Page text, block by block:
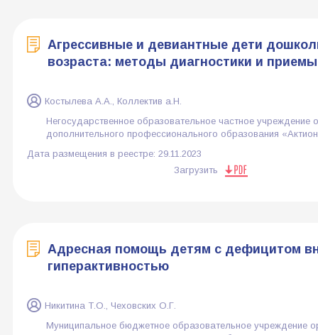
Агрессивные и девиантные дети
возраста: методы диагностики и
Костылева А.А., Коллектив а.Н.
Негосударственное образовательное частное учреждение
дополнительного профессионального образования
Дата размещения в реестре: 29.11.2023
Загрузить
Адресная помощь детям с дефицитом
гиперактивностью
Никитина Т.О., Чеховских О.Г.
Муниципальное бюджетное образовательное учреждение